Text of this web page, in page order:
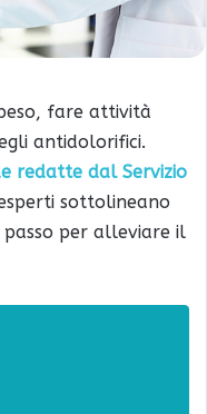
fare attività
antidolorifici.
redatte dal Servizio
sottolineano
per alleviare il